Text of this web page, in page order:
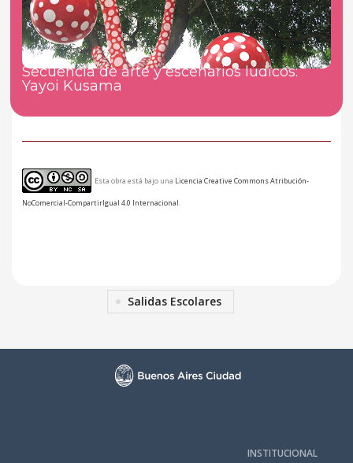
Secuencia de arte y escenarios lúdicos:
Yayoi Kusama
Esta obra está bajo una Licencia Creative Commons Atribución-
NoComercial-CompartirIgual 4.0 Internacional.
Salidas Escolares
INSTITUCIONAL